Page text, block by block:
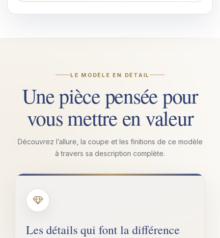
LE MODÈLE EN DÉTAIL
Une pièce pensée pour
vous mettre en valeur
Découvrez l’allure, la coupe et les finitions de ce modèle
à travers sa description complète.
Les détails qui font la différence